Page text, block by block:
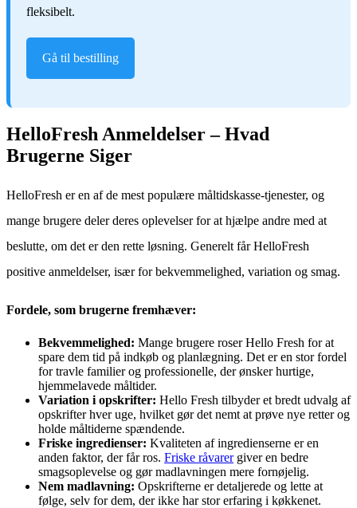
fleksibelt.
Gå til bestilling
HelloFresh Anmeldelser – Hvad
Brugerne Siger
HelloFresh er en af de mest populære måltidskasse-tjenester, og
mange brugere deler deres oplevelser for at hjælpe andre med at
beslutte, om det er den rette løsning. Generelt får HelloFresh
positive anmeldelser, især for bekvemmelighed, variation og smag.
Fordele, som brugerne fremhæver:
Bekvemmelighed: Mange brugere roser Hello Fresh for at
spare dem tid på indkøb og planlægning. Det er en stor fordel
for travle familier og professionelle, der ønsker hurtige,
hjemmelavede måltider.
Variation i opskrifter: Hello Fresh tilbyder et bredt udvalg af
opskrifter hver uge, hvilket gør det nemt at prøve nye retter og
holde måltiderne spændende.
Friske ingredienser: Kvaliteten af ingredienserne er en
anden faktor, der får ros. Friske råvarergiver en bedre
smagsoplevelse og gør madlavningen mere fornøjelig.
Nem madlavning: Opskrifterne er detaljerede og lette at
følge, selv for dem, der ikke har stor erfaring i køkkenet.